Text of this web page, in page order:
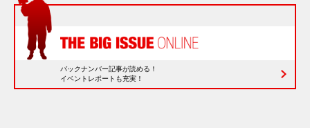
バックナンバー記事が読める！
イベントレポートも充実！